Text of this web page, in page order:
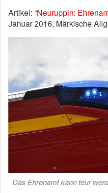
Artikel: “Neuruppin:
Januar 2016, Märkische
Das Ehrenamt kann teur